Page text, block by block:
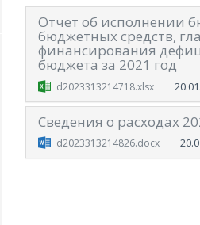
Отчет об исполнении
бюджетных средств,
финансирования
бюджета за 2021 год
d2023313214718.xlsx
Сведения о расходах
d2023313214826.docx